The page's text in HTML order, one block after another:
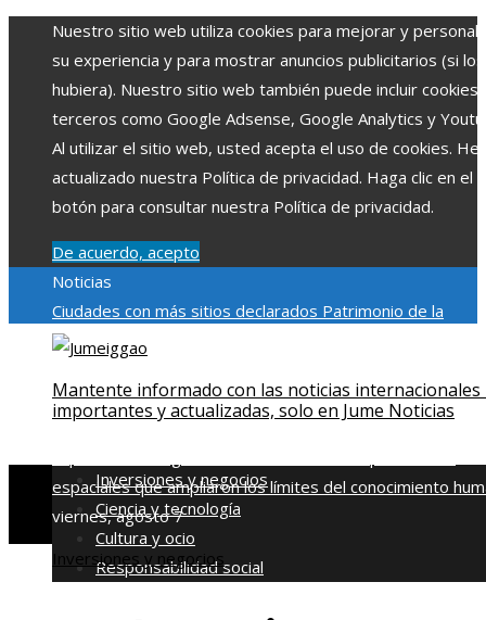
Nuestro sitio web utiliza cookies para mejorar y
su experiencia y para mostrar anuncios publicitarios (si los
hubiera). Nuestro sitio web también puede incluir cookies
terceros como Google Adsense, Google Analytics y
Al utilizar el sitio web, usted acepta el uso de cookies.
actualizado nuestra Política de privacidad. Haga clic en el
botón para consultar nuestra Política de privacidad.
De acuerdo, acepto
Noticias
Ciudades con más sitios declarados Patrimonio de la
Humanidad y su importancia
la inversión productiva y reducir la fragmentación
en Bosnia y Herzegovina
La gran depresión de 1929 y su
espaciales que ampliaron los límites del conocimiento
viernes, agosto 7
Mantente informado con las noticias internacionales
importantes y actualizadas, solo en Jume Noticias
Inversiones y negocios
Ciencia y tecnología
Cultura y ocio
Responsabilidad social
Inversiones y negocios